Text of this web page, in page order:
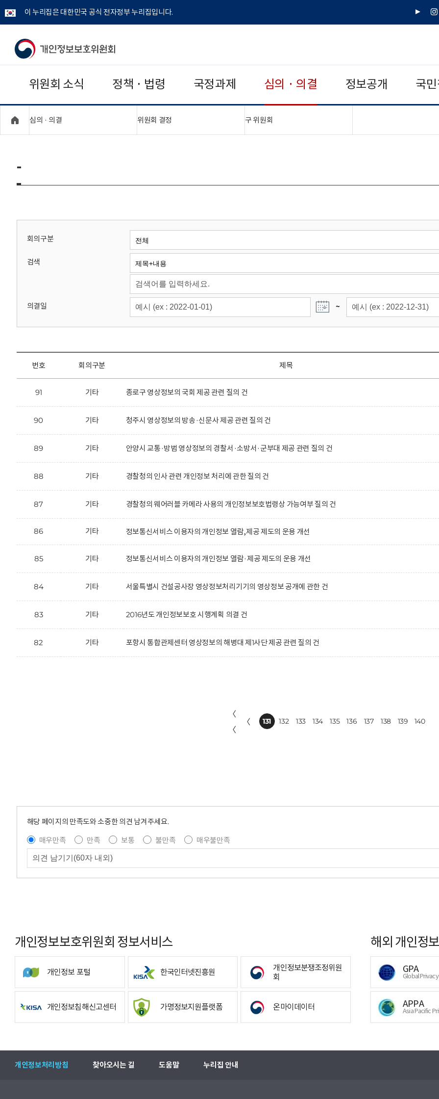
이 누리집은 대한민국 공식 전자정부 누리집입니다.
유
인
개
보
보
위
회
위원회 소식 정책 · 법령 국정과제 심의 · 의결 정보공개 국
심의 · 의결 위원회 결정 구 위원회
-
회의구분
검색
의결일 ~
번호 회의구분 제목
91 기타 종로구 영상정보의 국회 제공 관련 질의 건
90 기타 청주시 영상정보의 방송·신문사 제공 관련 질의 건
89 기타 안양시 교통·방범 영상정보의 경찰서·소방서·군부대 제공 관련 질의 건
88 기타 경찰청의 인사 관련 개인정보 처리에 관한 질의 건
87 기타 경찰청의 웨어러블 카메라 사용의 개인정보보호법령상 가능여부 질의 건
86 기타 정보통신서비스 이용자의 개인정보 열람,제공 제도의 운용 개선
85 기타 정보통신서비스 이용자의 개인정보 열람·제공 제도의 운용 개선
84 기타 서울특별시 건설공사장 영상정보처리기기의 영상정보 공개에 관한 건
83 기타 2016년도 개인정보보호 시행계획 의결 건
82 기타 포항시 통합관제센터 영상정보의 해병대 제1사단 제공 관련 질의 건
〈
〈
〈 131 132 133 134 135 136 137 138 139 140
해당 페이지의 만족도와 소중한 의견 남겨주세요.
매우만족
만족 보통 불만족 매우불만족
개인정보보호위원회 정보서비스
개인정보 포털 한국인터넷진흥원
개인정보분쟁조정위원
회
개인정보침해신고센터 가명정보지원플랫폼 온마이데이터
해외 개인정
GPA
Global
APPA
Asia Pacific
개인정보처리방침 찾아오시는 길 도움말 누리집 안내